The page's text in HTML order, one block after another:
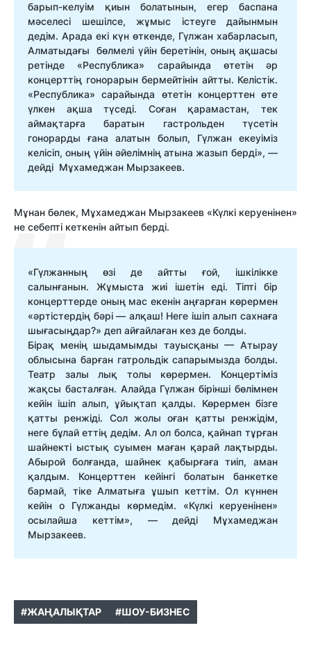
барып-келуім қиын болатынын, егер баспана
мәселесі шешілсе, жұмыс істеуге дайынмын
дедім. Арада екі күн өткенде, Гүлжан хабарласып,
Алматыдағы бөлмелі үйін беретінін, оның ақшасы
ретінде «Республика» сарайында өтетін әр
концерттің гонорарын бермейтінін айтты. Келістік.
«Республика» сарайында өтетін концерттен өте
үлкен ақша түседі. Соған қарамастан, тек
аймақтарға баратын гастрольден түсетін
гонорарды ғана алатын болып, Гүлжан екеуіміз
келісіп, оның үйін әйелімнің атына жазып берді», —
дейді Мұхамеджан Мырзакеев.
Мұнан бөлек, Мұхамеджан Мырзакеев «Күлкі керуенінен»
не себепті кеткенін айтып берді.
«Гүлжанның өзі де айтты ғой, ішкілікке
салынғанын. Жұмыста жиі ішетін еді. Тіпті бір
концерттерде оның мас екенін аңғарған көрермен
«әртістердің бәрі — алқаш! Неге ішіп алып сахнаға
шығасыңдар?» деп айғайлаған кез де болды.
Бірақ менің шыдамымды тауысқаны — Атырау
облысына барған гатрольдік сапарымызда болды.
Театр залы лық толы көрермен. Концертіміз
жақсы басталған. Алайда Гүлжан бірінші бөлімнен
кейін ішіп алып, ұйықтап қалды. Көрермен бізге
қатты ренжіді. Сол жолы оған қатты ренжідім,
неге бұлай еттің дедім. Ал ол болса, қайнап тұрған
шайнекті ыстық суымен маған қарай лақтырды.
Абырой болғанда, шайнек қабырғаға тиіп, аман
қалдым. Концерттен кейінгі болатын банкетке
бармай, тіке Алматыға ұшып кеттім. Ол күннен
кейін о Гүлжанды көрмедім. «Күлкі керуенінен»
осылайша кеттім», — дейді Мұхамеджан
Мырзакеев.
#ЖАҢАЛЫҚТАР #ШОУ-БИЗНЕС